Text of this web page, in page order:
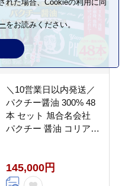
＼10営業日以内発送／
パクチー醤油 300% 48
本 セット 旭合名会社
パクチー 醤油 コリアン
宇和島 J145-052019
145,000円
れた場合、Cookieの利用に同
をお読みください。